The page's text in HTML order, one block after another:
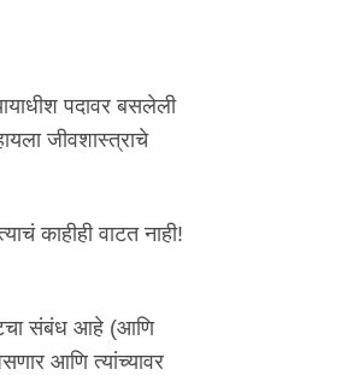
पदावर बसलेली
जीवशास्त्राचे
काहीही वाटत नाही!
संबंध आहे (आणि
आणि त्यांच्यावर